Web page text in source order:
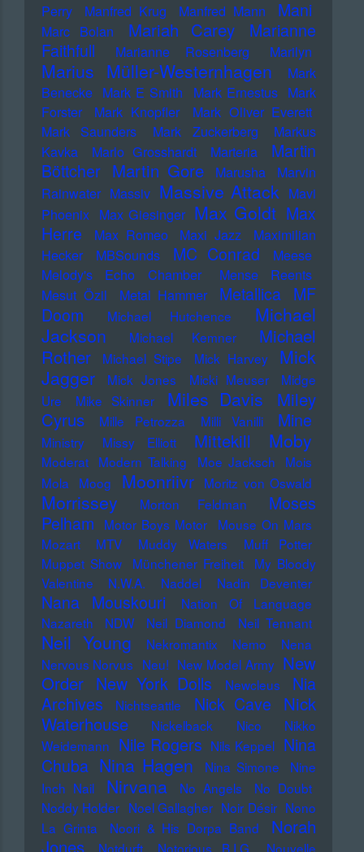
Perry
Manfred Krug Manfred Mann Mani
Marc Bolan Mariah Carey
Marianne
Faithfull
Marianne Rosenberg Marilyn
Marius Müller-Westernhagen
Mark
Benecke Mark E Smith Mark Ernestus Mark
Forster
Mark Knopfler
Mark Oliver Everett
Mark Saunders
Mark Zuckerberg
Markus
Kavka
Marlo Grosshardt Marteria
Martin
Böttcher Martin Gore Marusha
Marvin
Rainwater Massiv Massive Attack Mavi
Phoenix Max Giesinger Max Goldt Max
Herre
Max Romeo Maxi Jazz
Maximilian
Hecker
MBSounds MC Conrad
Meese
Melody's Echo Chamber
Mense Reents
Mesut Özil
Metal Hammer Metallica MF
Doom
Michael Hutchence
Michael
Jackson
Michael Kemner
Michael
Rother
Michael Stipe Mick Harvey
Mick
Jagger
Mick Jones Micki Meuser
Midge
Ure
Mike Skinner Miles Davis
Miley
Cyrus
Mille Petrozza Milli Vanilli Mine
Ministry Missy Elliott Mittekill Moby
Moderat Modern Talking Moe Jacksch
Mois
Mola
Moog Moonriivr Moritz von Oswald
Morrissey Morton Feldman
Moses
Pelham
Motor Boys Motor
Mouse On Mars
Mozart
MTV Muddy Waters
Muff Potter
Muppet Show
Münchener Freiheit
My Bloody
Valentine
N.W.A. Naddel Nadin Deventer
Nana Mouskouri
Nation Of Language
Nazareth
NDW Neil Diamond Neil Tennant
Neil Young Nekromantix Nemo
Nena
Nervous Norvus Neu! New Model Army New
Order New York Dolls Newcleus
Nia
Archives
Nichtseattle Nick Cave
Nick
Waterhouse
Nickelback Nico
Nikko
Weidemann Nile Rogers Nils Keppel Nina
Chuba Nina Hagen Nina Simone
Nine
Inch Nail
Nirvana No Angels
No Doubt
Noddy Holder Noel Gallagher Noir Désir Nono
La Grinta
Noori & His Dorpa Band
Norah
Jones
Notdurft Notorious B.I.G. Nouvelle